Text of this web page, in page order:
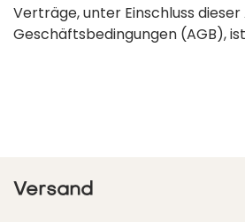
Verträge, unter Einschluss
Geschäftsbedingungen (AGB),
Versand